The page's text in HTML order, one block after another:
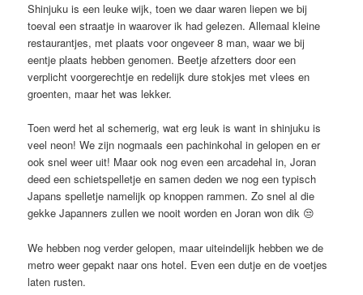
Shinjuku is een leuke wijk, toen we daar waren liepen we bij
toeval een straatje in waarover ik had gelezen. Allemaal kleine
restaurantjes, met plaats voor ongeveer 8 man, waar we bij
eentje plaats hebben genomen. Beetje afzetters door een
verplicht voorgerechtje en redelijk dure stokjes met vlees en
groenten, maar het was lekker.
Toen werd het al schemerig, wat erg leuk is want in shinjuku is
veel neon! We zijn nogmaals een pachinkohal in gelopen en er
ook snel weer uit! Maar ook nog even een arcadehal in, Joran
deed een schietspelletje en samen deden we nog een typisch
Japans spelletje namelijk op knoppen rammen. Zo snel al die
gekke Japanners zullen we nooit worden en Joran won dik 😒
We hebben nog verder gelopen, maar uiteindelijk hebben we de
metro weer gepakt naar ons hotel. Even een dutje en de voetjes
laten rusten.